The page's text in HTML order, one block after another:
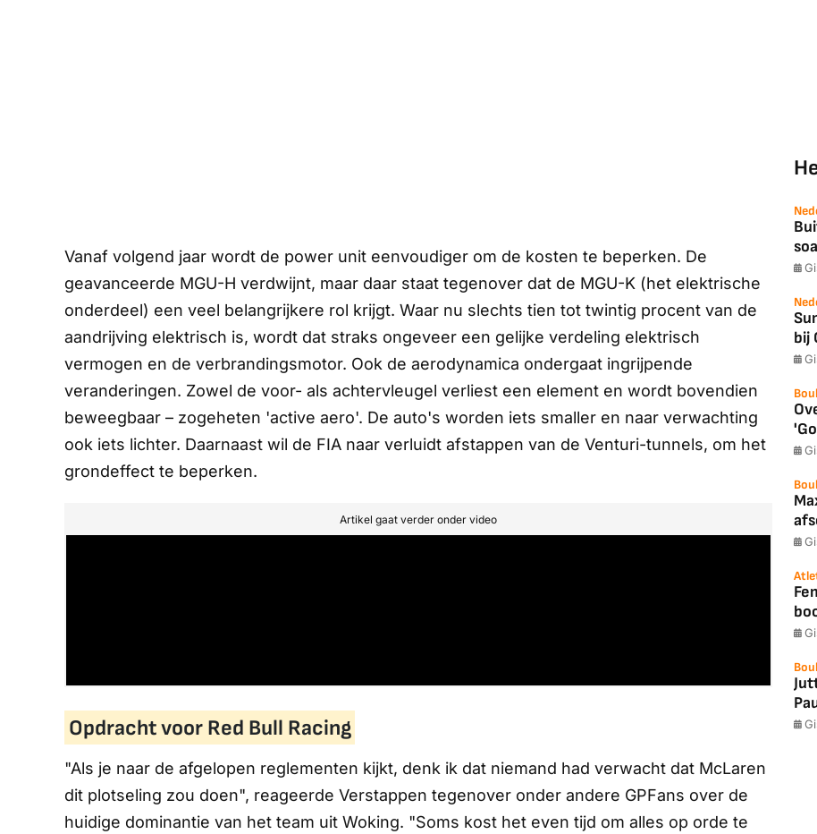
Vanaf volgend jaar wordt de power unit eenvoudiger om de kosten te beperken. De
geavanceerde MGU-H verdwijnt, maar daar staat tegenover dat de MGU-K (het elektrische
onderdeel) een veel belangrijkere rol krijgt. Waar nu slechts tien tot twintig procent van de
aandrijving elektrisch is, wordt dat straks ongeveer een gelijke verdeling elektrisch
vermogen en de verbrandingsmotor. Ook de aerodynamica ondergaat ingrijpende
veranderingen. Zowel de voor- als achtervleugel verliest een element en wordt bovendien
beweegbaar – zogeheten 'active aero'. De auto's worden iets smaller en naar verwachting
ook iets lichter. Daarnaast wil de FIA naar verluidt afstappen van de Venturi-tunnels, om het
grondeffect te beperken.
Artikel gaat verder onder video
Opdracht voor Red Bull Racing
"Als je naar de afgelopen reglementen kijkt, denk ik dat niemand had verwacht dat McLaren
dit plotseling zou doen", reageerde Verstappen tegenover onder andere GPFans over de
huidige dominantie van het team uit Woking. "Soms kost het even tijd om alles op orde te
bij